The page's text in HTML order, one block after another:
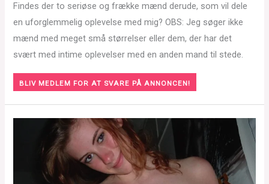
Findes der to seriøse og frække mænd derude, som vil dele
en uforglemmelig oplevelse med mig? OBS: Jeg søger ikke
mænd med meget små størrelser eller dem, der har det
svært med intime oplevelser med en anden mand til stede.
BLIV MEDLEM FOR AT SVARE PÅ ANNONCEN!